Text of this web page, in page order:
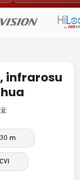
infrarosu
m